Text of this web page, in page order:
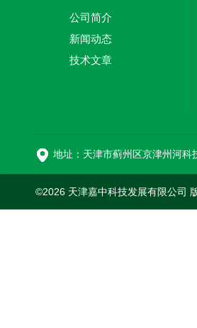
公司简介
新闻动态
技术文章
地址：天津市蓟州区京津州河科
©2026 天津嘉中科技发展有限公司